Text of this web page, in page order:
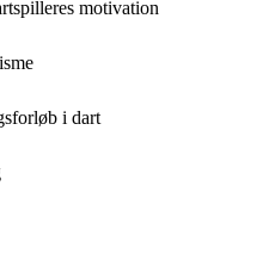
motivation
i dart